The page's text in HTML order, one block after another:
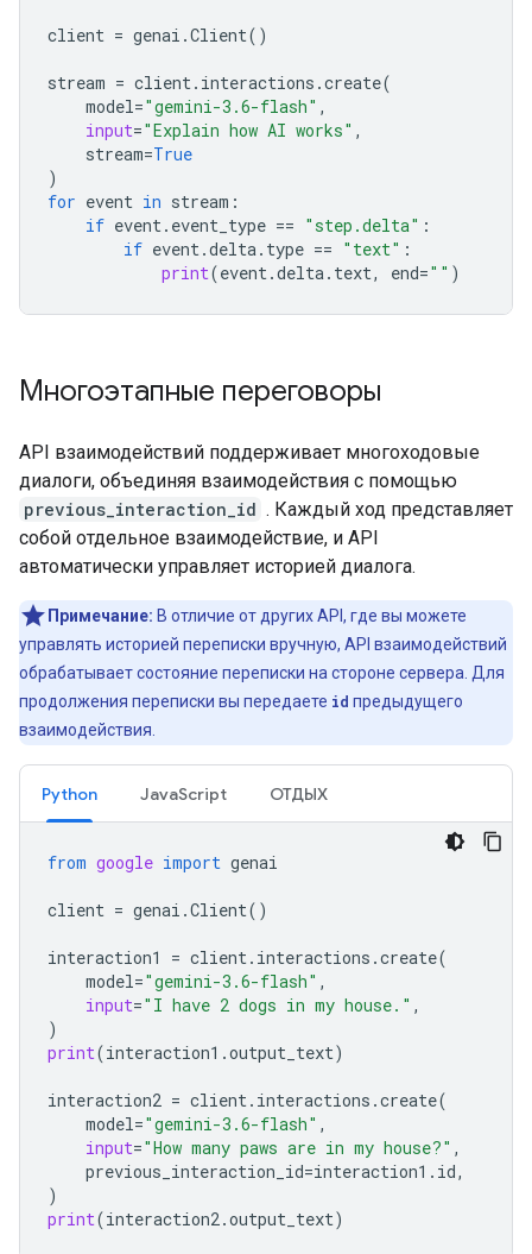
client = genai .Client()
stream = client. interactions .create(
model="gemini-3.6-flash" ,
input="Explain how AI works" ,
stream=True
)
for event in stream :
if event. event_type == "step.delta" :
if event.delta. type == "text" :
print(event.delta. text, end="" )
Многоэтапные переговоры
API взаимодействий поддерживает многоходовые
диалоги, объединяя взаимодействия с помощью
previous_interaction_id . Каждый ход представляет
собой отдельное взаимодействие, и API
автоматически управляет историей диалога.
Примечание: В отличие от других API, где вы можете
управлять историей переписки вручную, API взаимодействий
обрабатывает состояние переписки на стороне сервера. Для
продолжения переписки вы передаете id предыдущего
взаимодействия.
Python JavaScript ОТДЫХ
from google import genai
client = genai .Client()
interaction1 = client. interactions .create(
model="gemini-3.6-flash" ,
input="I have 2 dogs in my house." ,
)
print(interaction1 .output_text)
interaction2 = client. interactions .create(
model="gemini-3.6-flash" ,
input="How many paws are in my house?" ,
previous_interaction_id=interaction1 . id,
)
print(interaction2.output_text)